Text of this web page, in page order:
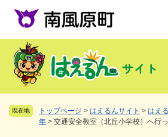
す
現在地 トップページ > はえるんサイト > はえ
年 > 交通安全教室（北丘小学校）へ行